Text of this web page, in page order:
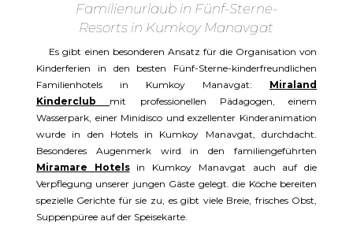
Familienurlaub in Fünf-Sterne-
Resorts in Kumkoy Manavgat
Es gibt einen besonderen Ansatz für die Organisation von
Kinderferien in den besten Fünf-Sterne-kinderfreundlichen
Familienhotels in Kumkoy Manavgat: Miraland
Kinderclub mit professionellen Pädagogen, einem
Wasserpark, einer Minidisco und exzellenter Kinderanimation
wurde in den Hotels in Kumkoy Manavgat, durchdacht.
Besonderes Augenmerk wird in den familiengeführten
Miramare Hotelsin Kumkoy Manavgat auch auf die
Verpflegung unserer jungen Gäste gelegt. die Köche bereiten
spezielle Gerichte für sie zu, es gibt viele Breie, frisches Obst,
Suppenpüree auf der Speisekarte.